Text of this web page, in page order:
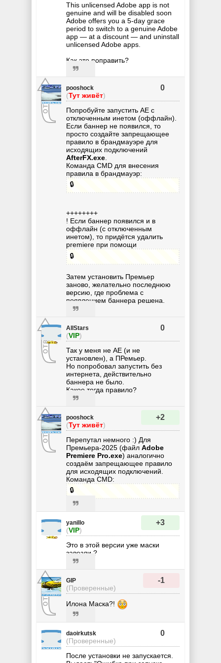
This unlicensed Adobe app is not
genuine and will be disabled soon
Adobe offers you a 5-day grace
period to switch to a genuine Adobe
app — at a discount — and uninstall
unlicensed Adobe apps.
Как это поправить?
pooshock
(Тут живёт)
0
Попробуйте запустить AE с
отключенным инетом (оффлайн).
Если баннер не появился, то
просто создайте запрещающее
правило в брандмауэре для
исходящих подключений
AfterFX.exe
Команда CMD для внесения
правила в брандмауэр:
🔒
++++++++
! Если баннер появился и в
оффлайн (с отключенным
инетом), то придётся удалить
premiere при помощи
🔒
Затем установить Премьер
заново, желательно последнюю
версию, где проблема с
появлением баннера решена.
AllStars
(VIP)
0
Так у меня не АЕ (и не
установлен), а ПРемьер.
Но попробовал запустить без
интернета, действительно
баннера не было.
Какое тогда правило?
pooshock
(Тут живёт)
+2
Перепутал немного :) Для
Премьера-2025 (файл Adobe
Premiere Pro.exe) аналогично
создаём запрещающее правило
для исходящих подключений.
Команда CMD:
🔒
yanillo
(VIP)
+3
Это в этой версии уже маски
завезли ?
GIP
(Проверенные)
-1
Илона Маска?!
daoirkutsk
(Проверенные)
0
После установки не запускается.